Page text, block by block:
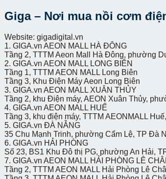
Giga – Nơi mua nồi cơm
Website: gigadigital.vn
1. GIGA.vn AEON MALL HÀ ĐÔNG
Tầng 2, TTTM Aeon Mall Hà Đông, phường
2. GIGA.vn AEON MALL LONG BIÊN
Tầng 1, TTTM AEON MALL Long Biên
Tầng 3, Khu Điện Máy Aeon Long Biên
3. GIGA.vn AEON MALL XUÂN THỦY
Tầng 2, khu Điện máy, AEON Xuân Thủy,
4. GIGA.vn AEON MALL HUẾ
Tầng 3, khu điện máy, TTTM AEONMALL
5. GIGA.vn ĐÀ NẴNG
35 Chu Mạnh Trinh, phường Cẩm Lệ, TP Đà
6. GIGA.vn HẢI PHÒNG
Số 23, BS1 Khu Đô thị PG, phường An Hải,
7. GIGA.vn AEON MALL HẢI PHÒNG LÊ
Tầng 2, TTTM AEON MALL Hải Phòng Lê